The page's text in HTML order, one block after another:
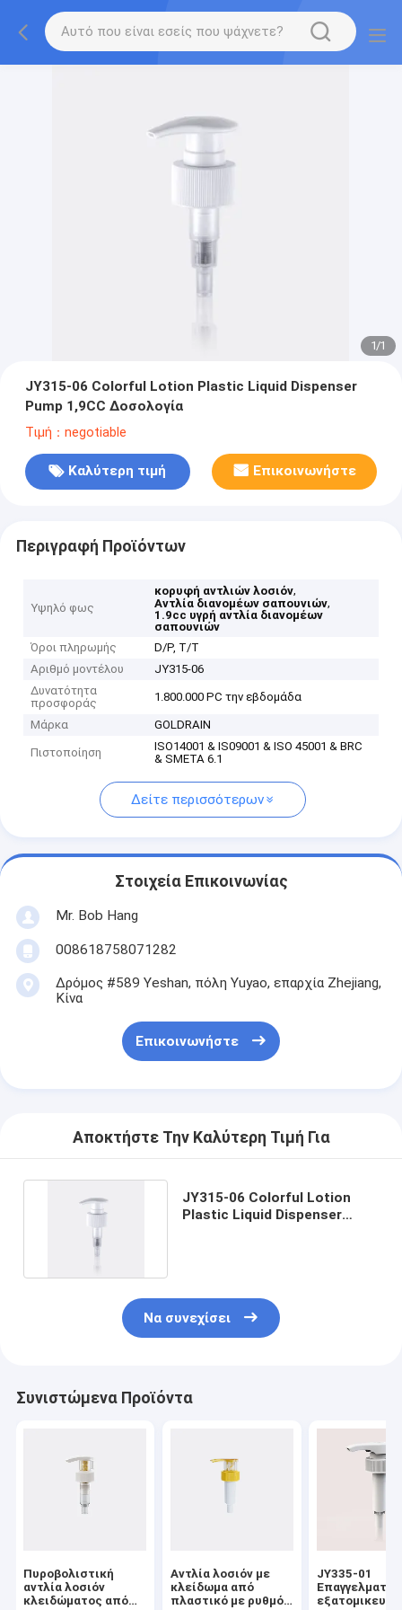
1/1
JY315-06 Colorful Lotion Plastic Liquid Dispenser
Pump 1,9CC Δοσολογία
Τιμή：negotiable
Καλύτερη τιμή Επικοινωνήστε
Περιγραφή Προϊόντων
Υψηλό φως
κορυφή αντλιών λοσιόν,
Αντλία διανομέων σαπουνιών,
1.9cc υγρή αντλία διανομέων
σαπουνιών
Όροι πληρωμής
D/P, T/T
Αριθμό μοντέλου
JY315-06
Δυνατότητα
προσφοράς
1.800.000 PC την εβδομάδα
Μάρκα GOLDRAIN
Πιστοποίηση
ISO14001 & IS09001 & ISO 45001 & BRC
& SMETA 6.1
Δείτε περισσότερων
Στοιχεία Επικοινωνίας
Mr. Bob Hang
008618758071282
Δρόμος #589 Yeshan, πόλη Yuyao, επαρχία Zhejiang,
Κίνα
Επικοινωνήστε
Αποκτήστε Την Καλύτερη Τιμή Για
JY315-06 Colorful Lotion
Plastic Liquid Dispenser
Να συνεχίσει
Συνιστώμενα Προϊόντα
Πυροβολιστική
αντλία λοσιόν
κλειδώματος από
Αντλία λοσιόν με
κλείδωμα από
πλαστικό με ρυθμό
JY335-01